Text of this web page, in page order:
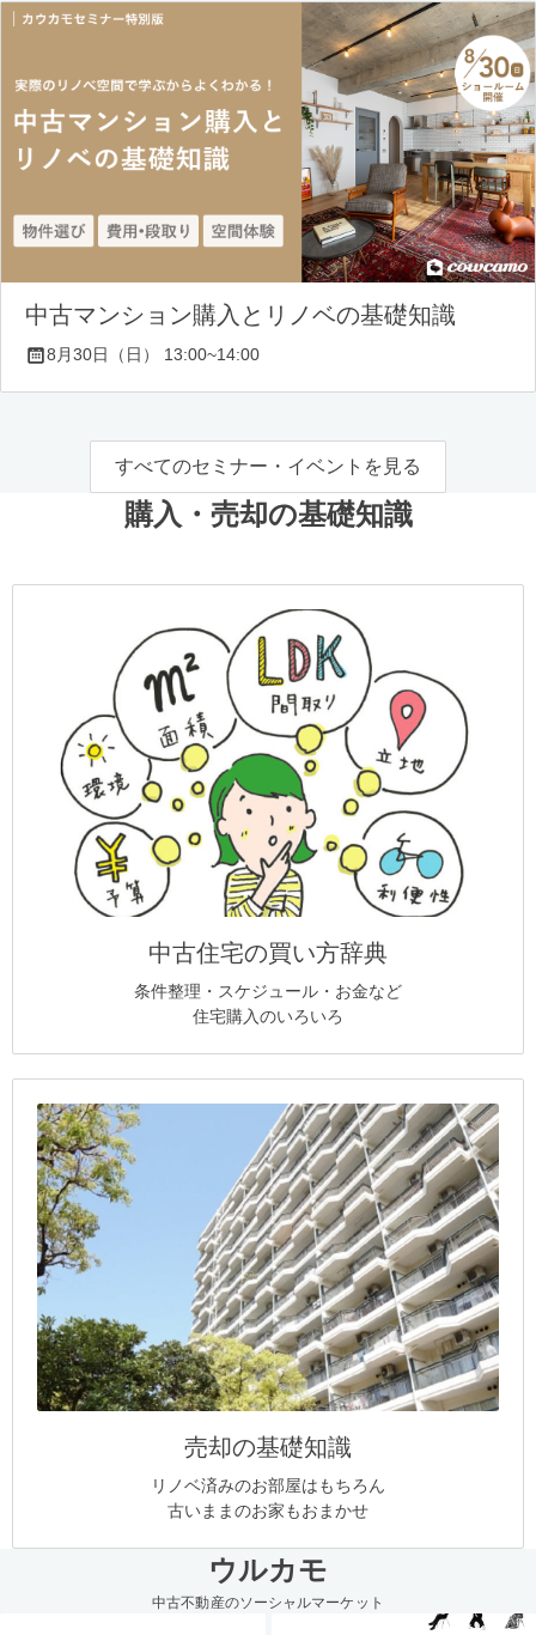
中古マンション購入とリノベの基礎知識
8月30日（日） 13:00~14:00
すべてのセミナー・イベントを見る
購入・売却の基礎知識
中古住宅の買い方辞典
条件整理・スケジュール・お金など
住宅購入のいろいろ
売却の基礎知識
リノベ済みのお部屋はもちろん
古いままのお家もおまかせ
ウルカモ
中古不動産のソーシャルマーケット